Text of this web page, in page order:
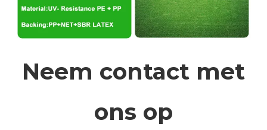
Neem contact met
ons op